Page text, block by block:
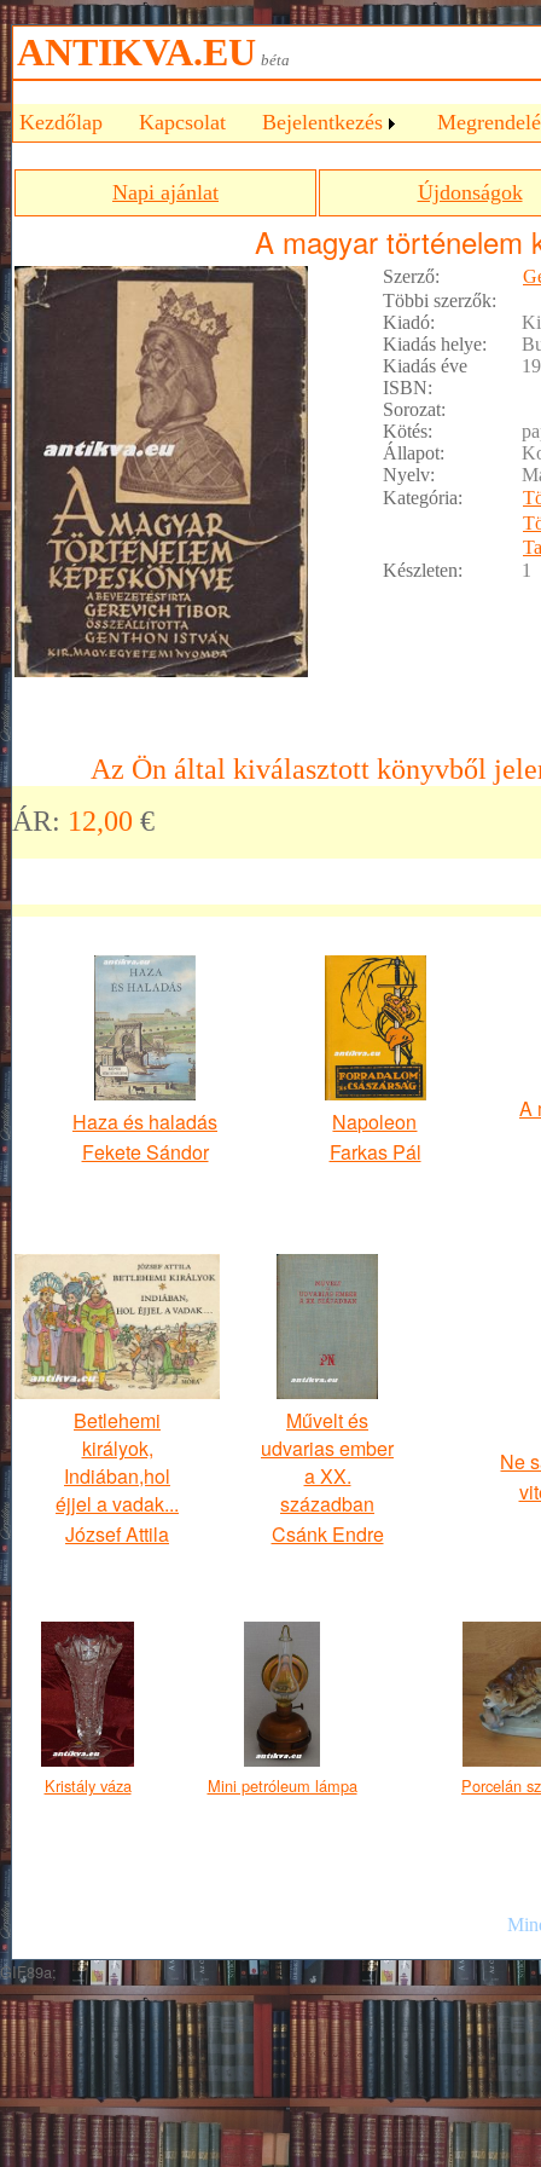
ANTIKVA.EU béta
Kezdőlap Kapcsolat Bejelentkezés
Napi ajánlat Újdonságok
A magyar történelem
Szerző:
Többi szerzők:
Kiadó:
Kiadás helye:
Kiadás éve
ISBN:
Sorozat:
Kötés:
Állapot:
Nyelv:
Kategória:
Készleten:
1
Az Ön által kiválasztott könyvből
ÁR: 12,00 €
Haza és haladás
Fekete Sándor
Napoleon
Farkas Pál
A
Betlehemi
királyok,
Indiában,hol
éjjel a vadak...
József Attila
Művelt és
udvarias ember
a XX.
században
Csánk Endre
Ne
Kristály váza Mini petróleum lámpa Porcelán
GIF89a;